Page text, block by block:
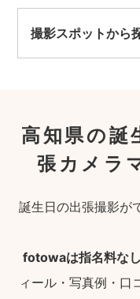
撮影スポットから
高知県の誕
張カメラ
誕生日の出張撮影が
fotowaは指名料な
ィール・写真例・口